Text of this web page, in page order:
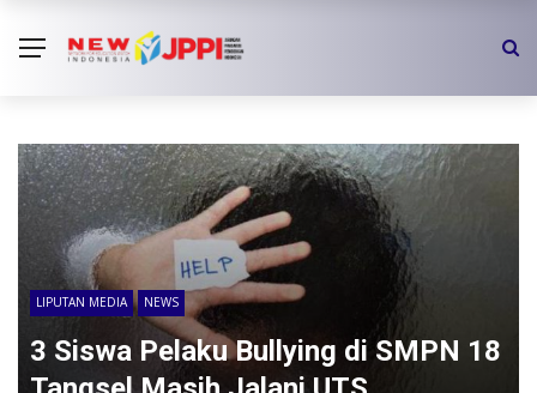
LIPUTAN MEDIA NEWS
3 Siswa Pelaku Bullying di SMPN 18